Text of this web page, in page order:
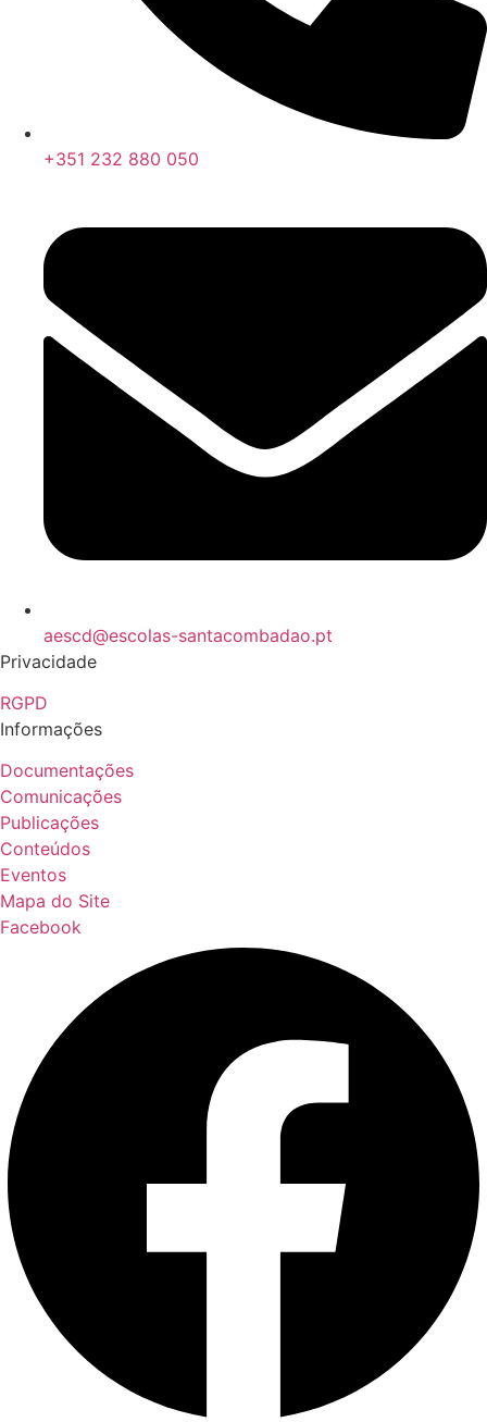
+351 232 880 050
aescd@escolas-santacombadao.pt
Privacidade
RGPD
Informações
Documentações
Comunicações
Publicações
Conteúdos
Eventos
Mapa do Site
Facebook